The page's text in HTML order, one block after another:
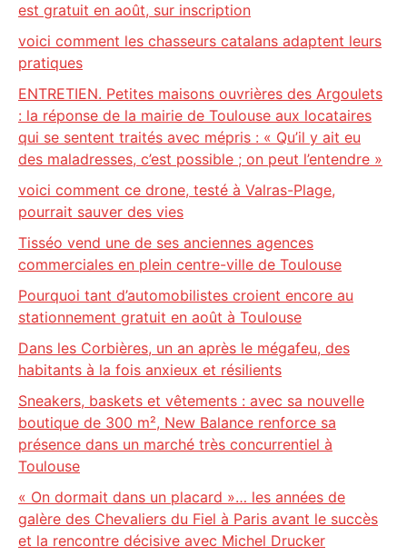
est gratuit en août, sur inscription
voici comment les chasseurs catalans adaptent leurs
pratiques
ENTRETIEN. Petites maisons ouvrières des Argoulets
: la réponse de la mairie de Toulouse aux locataires
qui se sentent traités avec mépris : « Qu’il y ait eu
des maladresses, c’est possible ; on peut l’entendre »
voici comment ce drone, testé à Valras-Plage,
pourrait sauver des vies
Tisséo vend une de ses anciennes agences
commerciales en plein centre-ville de Toulouse
Pourquoi tant d’automobilistes croient encore au
stationnement gratuit en août à Toulouse
Dans les Corbières, un an après le mégafeu, des
habitants à la fois anxieux et résilients
Sneakers, baskets et vêtements : avec sa nouvelle
boutique de 300 m², New Balance renforce sa
présence dans un marché très concurrentiel à
Toulouse
« On dormait dans un placard »… les années de
galère des Chevaliers du Fiel à Paris avant le succès
et la rencontre décisive avec Michel Drucker